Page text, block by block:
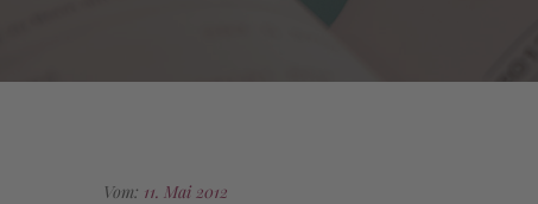
Vom: 11. Mai 2012